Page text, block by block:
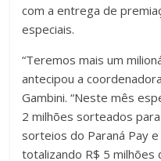
com a entrega de
especiais.
“Teremos mais um
antecipou a
Gambini. “Neste mês
2 milhões sorteados
sorteios do Paraná Pay
totalizando R$ 5